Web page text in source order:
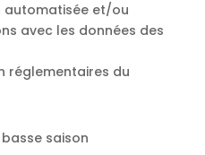
automatisée et/ou
avec les données des
réglementaires du
saison